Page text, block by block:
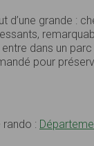
d’une grande :
dans un parc
pour
: